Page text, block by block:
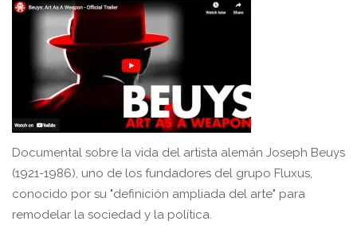
Documental sobre la vida del artista alemán Joseph Beuys
(1921-1986), uno de los fundadores del grupo Fluxus,
conocido por su "definición ampliada del arte" para
remodelar la sociedad y la política.